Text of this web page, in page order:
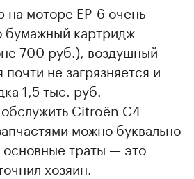
на моторе EP-6 очень
бумажный картридж
700 руб.), воздушный
почти не загрязняется и
1,5 тыс. руб.
Citroёn С4
можно буквально
основные траты — это
хозяин.